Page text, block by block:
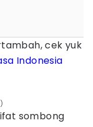
cek yuk
Indonesia
sombong